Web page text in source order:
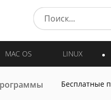
MAC OS LINUX
Бесплатные